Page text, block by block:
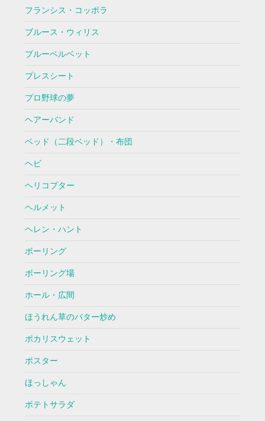
フランシス・コッポラ
ブルース・ウィリス
ブルーベルベット
プレスシート
プロ野球の夢
ヘアーバンド
ベッド（二段ベッド）・布団
ヘビ
ヘリコプター
ヘルメット
ヘレン・ハント
ボーリング
ボーリング場
ホール・広間
ほうれん草のバター炒め
ポカリスウェット
ポスター
ほっしゃん
ポテトサラダ